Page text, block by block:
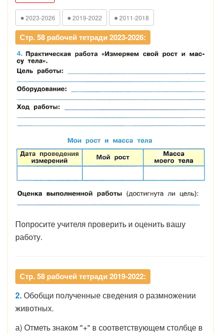
● 2023-2026 ● 2019-2022 ● 2011-2018
Стр. 58 рабочей тетради 2023-2026:
Попросите учителя проверить и оценить вашу
работу.
Стр. 58 рабочей тетради 2019-2022:
2.Обобщи полученные сведения о размножении
животных.
а) Отметь знаком "+" в соответствующем столбце в